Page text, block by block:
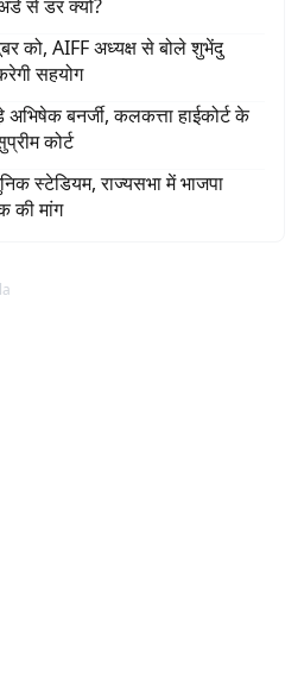
से डर क्यों?
को, AIFF अध्यक्ष से बोले शुभेंदु
सहयोग
बनर्जी, कलकत्ता हाईकोर्ट के
कोर्ट
स्टेडियम, राज्यसभा में भाजपा
की मांग